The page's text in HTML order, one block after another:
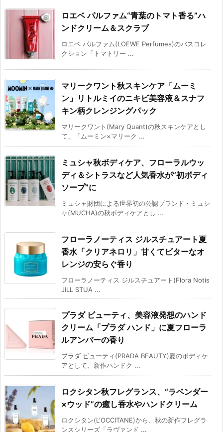
ロエベ パルファム“青葉のトマト香る”ハ
ンドクリーム＆スクラブ
ロエベ パルファム(LOEWE Perfumes)のバスコレ
クション「トマトリー ...
マリークワント秋スキンケア「ムーミ
ン」リトルミイのニキビ美容液＆スナフ
キン柄クレンジングパック
マリークワント(Mary Quant)の秋スキンケアとし
て、「ムーミン×マリーク ...
ミュシャ秋ボディケア、フローラルウッ
ディ＆シトラスなど人気香水が“初ボディ
ソープ”に
ミュシャ財団による世界初の公認ブランド・ミュシ
ャ(MUCHA)の秋ボディケアとし ...
フローラノーティス ジルスチュアート夏
香水「クリアネロリ」甘くてビターなオ
レンジの安らぐ香り
フローラノーティス ジルスチュアート(Flora Notis
JILL STUA ...
プラダ ビューティ、美容液発想のハンド
クリーム「プラダ ハンド」に夏フローラ
ルアンバーの香り
プラダ ビューティ(PRADA BEAUTY)夏のボディケ
アとして、新作ハンドク ...
ロクシタン秋フレグランス、“ラベンダー
×ウッド”の癒し香水やハンドクリーム
ロクシタン(L'OCCITANE)から、秋の新作フレグラ
ンスシリーズ「ラヴァンド ...